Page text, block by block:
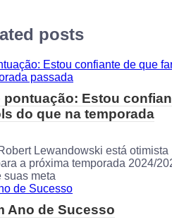
posts
Estou
do que na temporada
Lewandowski está otimista
a próxima temporada 2024/
suas meta
Ano de Sucesso